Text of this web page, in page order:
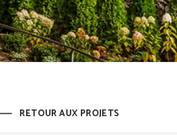
RETOUR AUX PROJETS